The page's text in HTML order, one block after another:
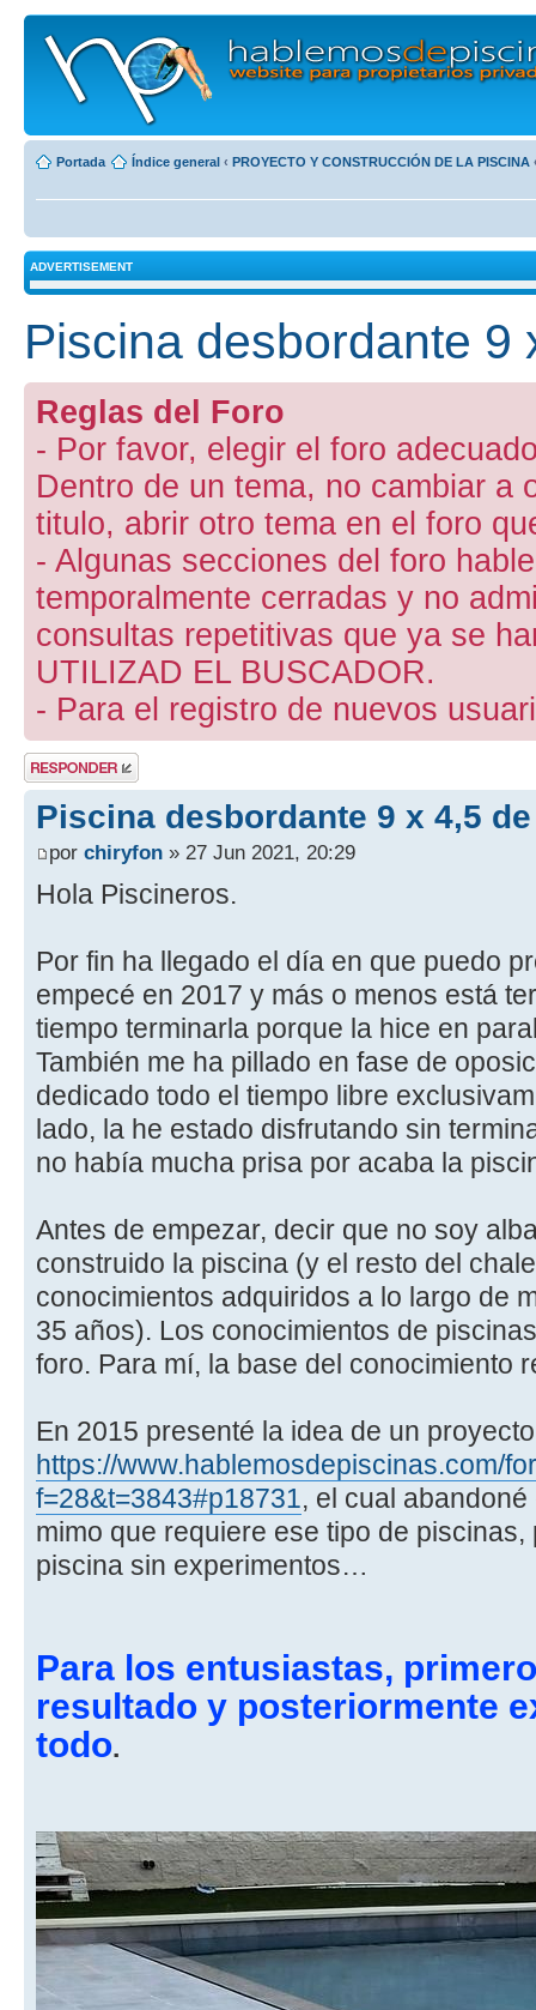
Portada Índice general ‹ PROYECTO Y CONSTRUCCIÓN DE LA PISCINA
ADVERTISEMENT
Piscina desbordante 9
Reglas del Foro
- Por favor, elegir el foro
Dentro de un tema, no cambiar a
titulo, abrir otro tema en el foro
- Algunas secciones del foro
temporalmente cerradas y no
consultas repetitivas que ya se
UTILIZAD EL BUSCADOR.
- Para el registro de nuevos
Publicar una
respuesta
Piscina desbordante 9 x 4,5
por chiryfon » 27 Jun 2021, 20:29
Hola Piscineros.
Por fin ha llegado el día en que puedo
empecé en 2017 y más o menos está
tiempo terminarla porque la hice en
También me ha pillado en fase de
dedicado todo el tiempo libre
lado, la he estado disfrutando sin
no había mucha prisa por acaba la
Antes de empezar, decir que no soy
construido la piscina (y el resto del
conocimientos adquiridos a lo largo de
35 años). Los conocimientos de
foro. Para mí, la base del conocimiento
En 2015 presenté la idea de un
https://www.hablemosdepiscinas.com/
f=28&t=3843#p18731, el cual
mimo que requiere ese tipo de
piscina sin experimentos…
Para los entusiastas,
resultado y posteriormente
todo.